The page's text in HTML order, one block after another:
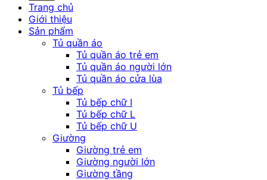
Trang chủ
Giới thiệu
Sản phẩm
Tủ quần áo
Tủ quần áo trẻ em
Tủ quần áo người lớn
Tủ quần áo cửa lùa
Tủ bếp
Tủ bếp chữ I
Tủ bếp chữ L
Tủ bếp chữ U
Giường
Giường trẻ em
Giường người lớn
Giường tầng